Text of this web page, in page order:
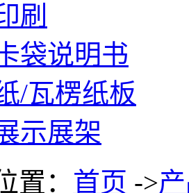
刷
袋说明书
/瓦楞纸板
示展架
置： 首页 ->